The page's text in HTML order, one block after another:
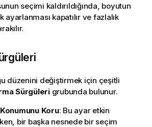
seçimi kaldırıldığında, boyutun
ayarlanması kapatılır ve fazlalık
düzenini değiştirmek için çeşitli
Sürgülerigrubunda bulunur.
Koru: Bu ayar etkin
bir başka nesnede bir seçim